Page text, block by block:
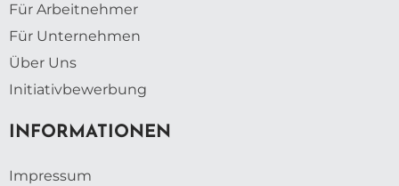
Für Arbeitnehmer
Für Unternehmen
Über Uns
Initiativbewerbung
INFORMATIONEN
Impressum